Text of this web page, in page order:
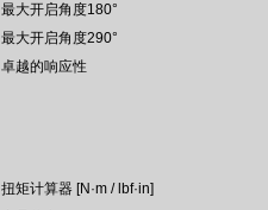
最大开启角度180°
最大开启角度290°
卓越的响应性
扭矩计算器 [N·m / lbf·in]